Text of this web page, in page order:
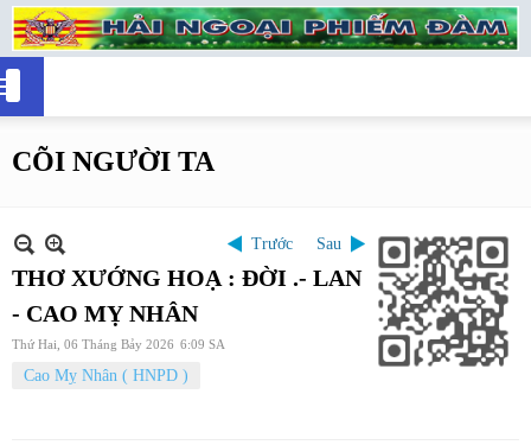
CÕI NGƯỜI TA
Trước Sau
THƠ XƯỚNG HOẠ : ĐỜI .- LAN
- CAO MỴ NHÂN
Thứ Hai, 06 Tháng Bảy 2026 6:09 SA
Cao Mỵ Nhân ( HNPD )